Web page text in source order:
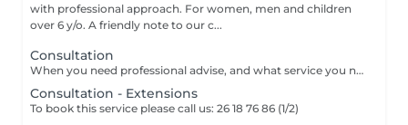
with professional approach. For women, men and children
over 6 y/o. A friendly note to our c...
Consultation
When you need professional advise, and what service you need to book.
Consultation - Extensions
To book this service please call us: 26 18 76 86 (1/2)